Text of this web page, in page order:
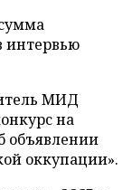
интервью
МИД
на
объявлении
оккупации».